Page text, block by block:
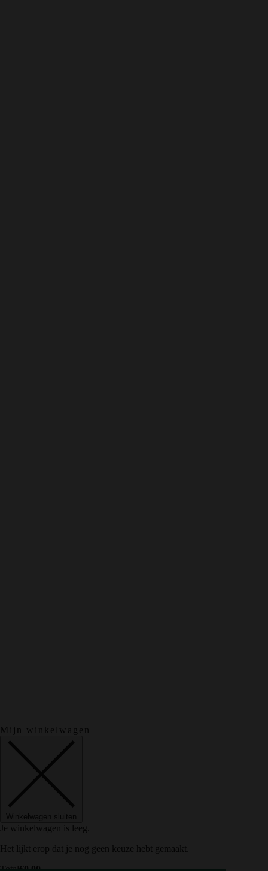
Mijn winkelwagen
Winkelwagen sluiten
Je winkelwagen is leeg.
Het lijkt erop dat je nog geen keuze hebt gemaakt.
Total€0.00